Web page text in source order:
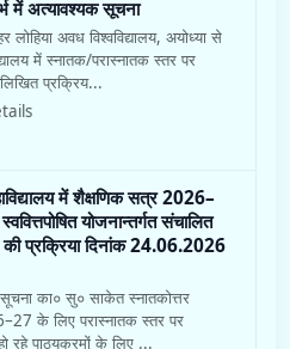
में अत्यावश्यक सूचना
अवध विश्वविद्यालय, अयोध्या से
में स्नातक/परास्नातक स्तर पर
प्रक्रिय...
में शैक्षणिक सत्र 2026–
योजनान्तर्गत संचालित
की प्रक्रिया दिनांक 24.06.2026
का० सु० साकेत स्नातकोत्तर
के लिए परास्नातक स्तर पर
हो रहे पाठ्यक्रमों के लिए ...